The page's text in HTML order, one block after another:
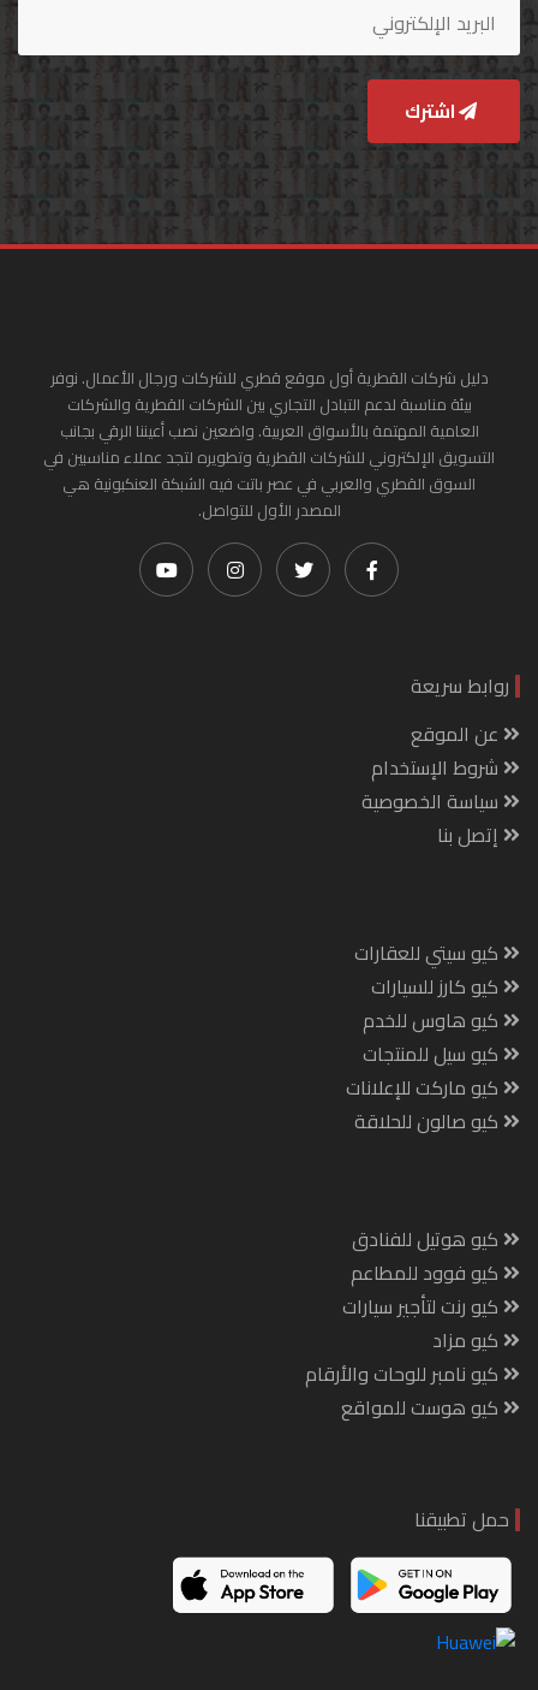
اشترك
دليل شركات القطرية أول موقع قطري للشركات ورجال الأعمال. نوفر
بيئة مناسبة لدعم التبادل التجاري بين الشركات القطرية والشركات
العامية المهتمة بالأسواق العربية. واضعين نصب أعيننا الرقي بجانب
التسويق الإلكتروني للشركات القطرية وتطويره لتجد عملاء مناسبين في
السوق القطري والعربي في عصر باتت فيه الشبكة العنكبونية هي
المصدر الأول للتواصل.
روابط سريعة
عن الموقع
شروط الإستخدام
سياسة الخصوصية
إتصل بنا
كيو سيتي للعقارات
كيو كارز للسيارات
كيو هاوس للخدم
كيو سيل للمنتجات
كيو ماركت للإعلانات
كيو صالون للحلاقة
كيو هوتيل للفنادق
كيو فوود للمطاعم
كيو رنت لتأجير سيارات
كيو مزاد
كيو نامبر للوحات والأرقام
كيو هوست للمواقع
حمل تطبيقنا